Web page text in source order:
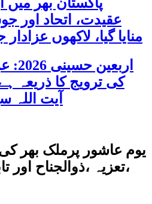
عقیدت، اتحاد اور
منایا گیا، لاکھوں
کی ترویج کا ذریعہ
آیت اللہ
یوم عاشور پرملک بھر
،تعزیہ ،ذوالجناح